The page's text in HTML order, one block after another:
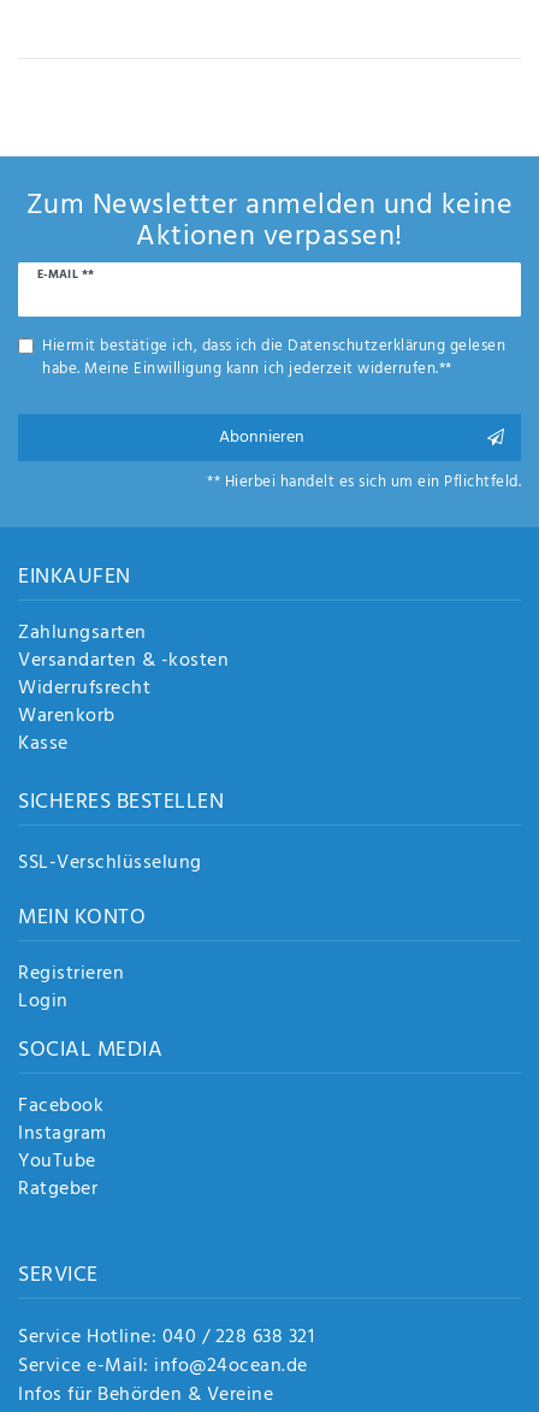
Hiermit
ich die
Daten­
gelesen
rag
e
sen
de
n
Zum Newsletter anmelden und keine
Aktionen verpassen!
E-MAIL **
Newsletter
Hiermit bestätige ich, dass ich die Daten­schutz­erklärunggelesen
habe. Meine Einwilligung kann ich jederzeit widerrufen.**
Abonnieren
** Hierbei handelt es sich um ein Pflichtfeld.
EINKAUFEN
Zahlungsarten
Versandarten & -kosten
Widerrufsrecht
Warenkorb
Kasse
SICHERES BESTELLEN
SSL-Verschlüsselung
MEIN KONTO
Registrieren
Login
SOCIAL MEDIA
Facebook
Instagram
YouTube
Ratgeber
SERVICE
Service Hotline: 040 / 228 638 321
Service e-Mail: info@24ocean.de
Infos für Behörden & Vereine